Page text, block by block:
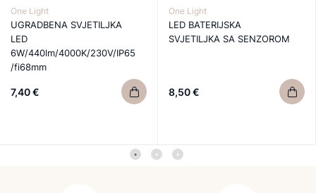
One Light
UGRADBENA SVJETILJKA
LED
6W/440lm/4000K/230V/IP65
/fi68mm
7,40 €
One Light
LED BATERIJSKA
SVJETILJKA SA SENZOROM
8,50 €